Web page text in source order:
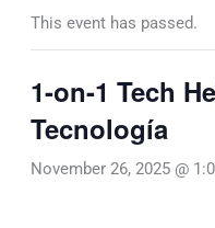
This event has passed.
1-on-1 Tech
Tecnología
November 26, 2025 @